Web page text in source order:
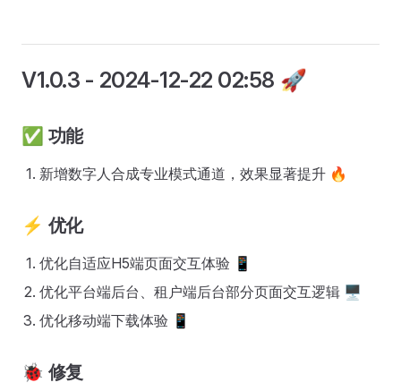
V1.0.3 - 2024-12-22 02:58 🚀
✅ 功能
新增数字人合成专业模式通道，效果显著提升 🔥
⚡ 优化
优化自适应H5端页面交互体验 📱
优化平台端后台、租户端后台部分页面交互逻辑 🖥️
优化移动端下载体验 📱
🐞 修复